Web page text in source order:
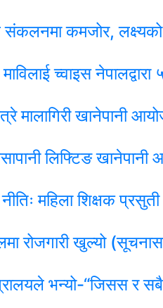
संकलनमा कमजोर,
च्वाइस
मालागिरी खानेपानी
लिफ्टिङ
महिला शिक्षक
रोजगारी खुल्यो
भन्यो-“जिसस र